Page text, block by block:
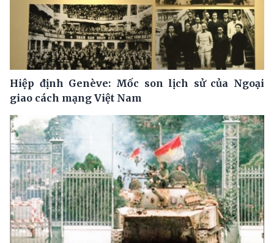
Hiệp định Genève: Mốc son lịch sử của Ngoại
giao cách mạng Việt Nam